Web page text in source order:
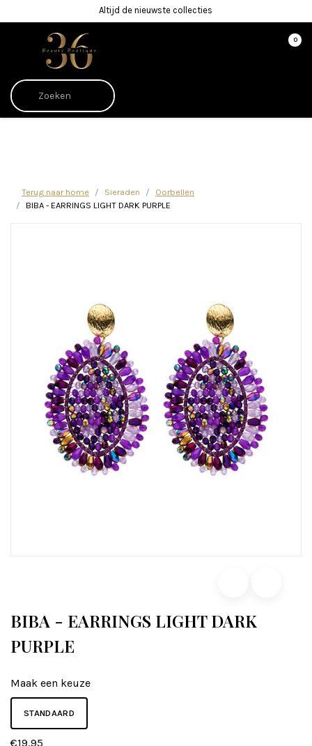
Altijd de nieuwste collecties
0
Terug naar home Sieraden
Oorbellen
BIBA - EARRINGS LIGHT DARK PURPLE
BIBA - EARRINGS LIGHT DARK
PURPLE
Maak een keuze
STANDAARD
€19,95